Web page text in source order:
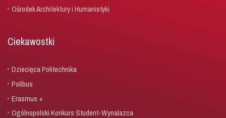
Ośrodek Architektury i Humanistyki
Ciekawostki
Dziecięca Politechnika
Polibus
Erasmus +
Ogólnopolski Konkurs Student-Wynalazca